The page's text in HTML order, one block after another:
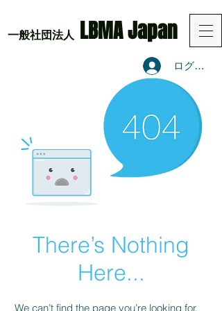
​一般社団法人 LBMA Japan
ログイン
There’s Nothing
Here...
We can’t find the page you’re looking for.